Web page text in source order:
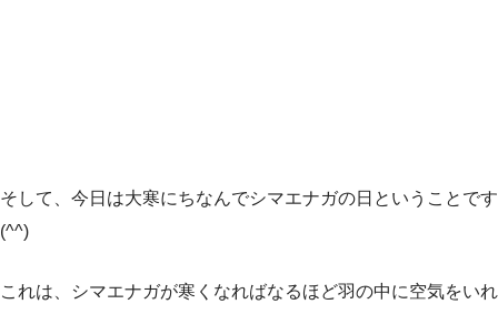
そして、今日は大寒にちなんでシマエナガの日ということです
(^^)
これは、シマエナガが寒くなればなるほど羽の中に空気をいれ